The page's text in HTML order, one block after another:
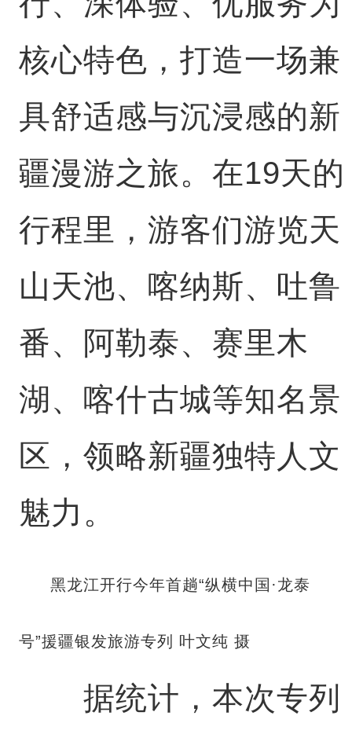
核心特色，打造一场兼
具舒适感与沉浸感的新
疆漫游之旅。在19天的
行程里，游客们游览天
山天池、喀纳斯、吐鲁
番、阿勒泰、赛里木
湖、喀什古城等知名景
区，领略新疆独特人文
魅力。
黑龙江开行今年首趟“纵横中国·龙泰
号”援疆银发旅游专列 叶文纯 摄
据统计，本次专列